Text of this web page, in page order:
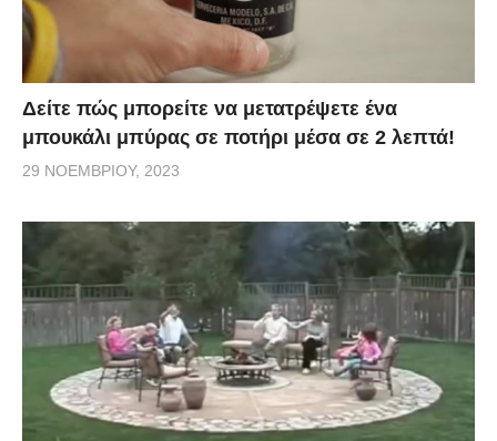
Δείτε πώς μπορείτε να μετατρέψετε ένα
μπουκάλι μπύρας σε ποτήρι μέσα σε 2 λεπτά!
29 ΝΟΕΜΒΡΊΟΥ, 2023